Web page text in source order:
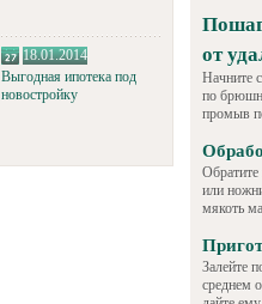
18.01.2014
Выгодная ипотека под
новостройку
от
Начните
по
промыв
или
мякоть
Залейте
среднем